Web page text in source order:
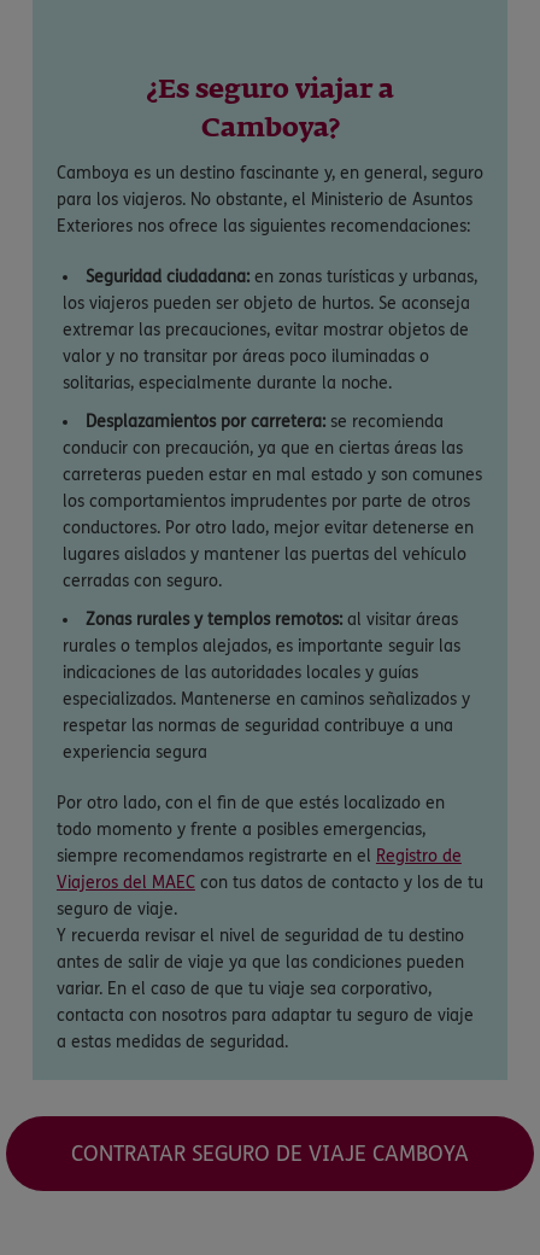
¿Es seguro viajar a
Camboya?
Camboya es un destino fascinante y, en general, seguro
para los viajeros. No obstante, el Ministerio de Asuntos
Exteriores nos ofrece las siguientes recomendaciones:
Seguridad ciudadana:en zonas turísticas y urbanas,
los viajeros pueden ser objeto de hurtos. Se aconseja
extremar las precauciones, evitar mostrar objetos de
valor y no transitar por áreas poco iluminadas o
solitarias, especialmente durante la noche.
Desplazamientos por carretera:se recomienda
conducir con precaución, ya que en ciertas áreas las
carreteras pueden estar en mal estado y son comunes
los comportamientos imprudentes por parte de otros
conductores. Por otro lado, mejor evitar detenerse en
lugares aislados y mantener las puertas del vehículo
cerradas con seguro.
Zonas rurales y templos remotos:al visitar áreas
rurales o templos alejados, es importante seguir las
indicaciones de las autoridades locales y guías
especializados. Mantenerse en caminos señalizados y
respetar las normas de seguridad contribuye a una
experiencia segura
Por otro lado, con el fin de que estés localizado en
todo momento y frente a posibles emergencias,
siempre recomendamos registrarte en el Registro de
Viajeros del MAECcon tus datos de contacto y los de tu
seguro de viaje.
Y recuerda revisar el nivel de seguridad de tu destino
antes de salir de viaje ya que las condiciones pueden
variar. En el caso de que tu viaje sea corporativo,
contacta con nosotros para adaptar tu seguro de viaje
a estas medidas de seguridad.
CONTRATAR SEGURO DE VIAJE CAMBOYA